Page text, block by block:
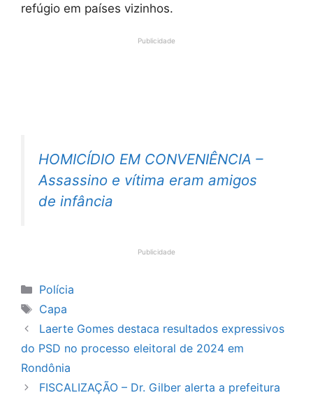
refúgio em países vizinhos.
Publicidade
HOMICÍDIO EM CONVENIÊNCIA –
Assassino e vítima eram amigos
de infância
Publicidade
Categorias
Polícia
Tags
Capa
Laerte Gomes destaca resultados expressivos
do PSD no processo eleitoral de 2024 em
Rondônia
FISCALIZAÇÃO – Dr. Gilber alerta a prefeitura